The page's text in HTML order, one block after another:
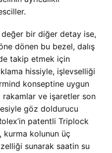
değer bir diğer detay ise,
dönen bu bezel, dalış
takip etmek için
hissiyle, işlevselliği
konseptine uygun
ve işaretler son
göz doldurucu
patentli Triplock
kurma kolunun üç
sunarak saatin su